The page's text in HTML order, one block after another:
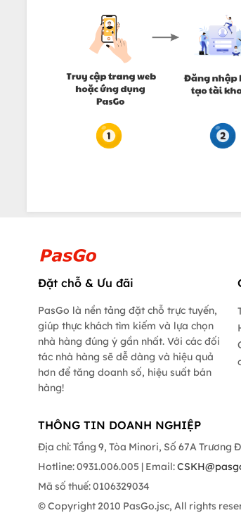
Đặt chỗ & Ưu đãi
PasGo là nền tảng đặt chỗ trực tuyến,
giúp thực khách tìm kiếm và lựa chọn
nhà hàng đúng ý gần nhất. Với các đối
tác nhà hàng sẽ dễ dàng và hiệu quả
hơn để tăng doanh số, hiệu suất bán
hàng!
THÔNG TIN DOANH NGHIỆP
Địa chỉ: Tầng 9, Tòa Minori, Số 67A Trương
Hotline: 0931.006.005 | Email:
Mã số thuế: 0106329034
© Copyright 2010 PasGo.jsc, All rights